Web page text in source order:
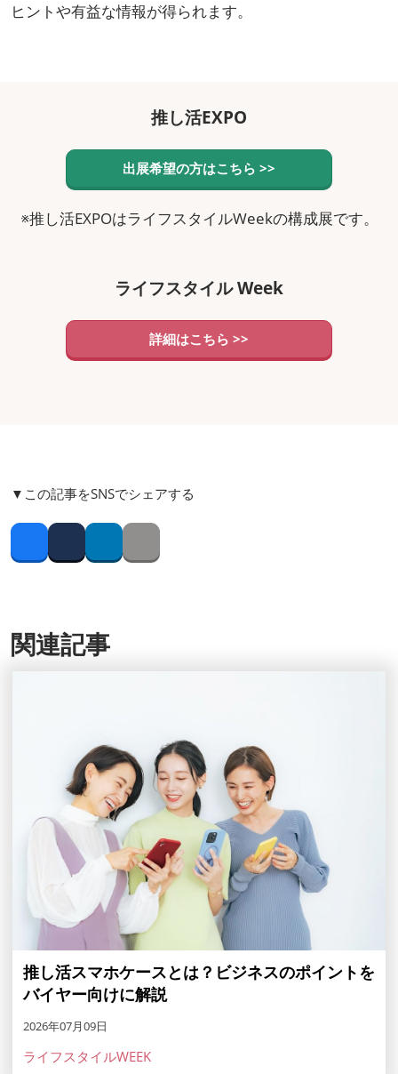
ヒントや有益な情報が得られます。
推し活EXPO
出展希望の方はこちら >>
※推し活EXPOはライフスタイルWeekの構成展です。
ライフスタイル Week
詳細はこちら >>
▼この記事をSNSでシェアする
FacebookTwitterLinkedInCopy link
関連記事
推し活スマホケースとは？ビジネスのポイントを
バイヤー向けに解説
2026年07月09日
ライフスタイルWEEK